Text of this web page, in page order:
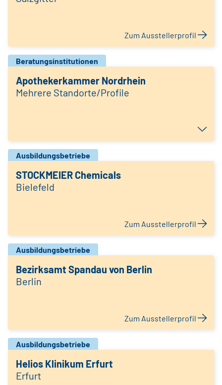
Zum Ausstellerprofil
Beratungsinstitutionen
Apothekerkammer Nordrhein
Mehrere Standorte/Profile
Ausbildungsbetriebe
STOCKMEIER Chemicals
Bielefeld
Zum Ausstellerprofil
Ausbildungsbetriebe
Bezirksamt Spandau von Berlin
Berlin
Zum Ausstellerprofil
Ausbildungsbetriebe
Helios Klinikum Erfurt
Erfurt